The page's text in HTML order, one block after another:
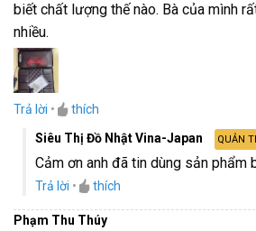
biết chất lượng thế nào. Bà của mình
nhiều.
Trả lời •
thích
Siêu Thị Đồ Nhật Vina-Japan
QUẢN
Cảm ơn anh đã tin dùng sản phẩm
Trả lời • thích
Phạm Thu Thúy